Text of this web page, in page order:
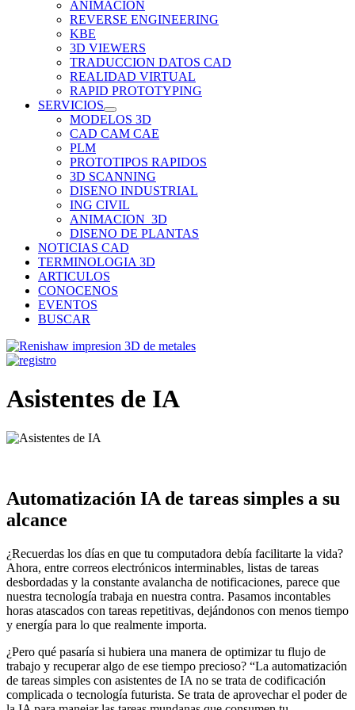
ANIMACION
REVERSE ENGINEERING
KBE
3D VIEWERS
TRADUCCION DATOS CAD
REALIDAD VIRTUAL
RAPID PROTOTYPING
SERVICIOS
MODELOS 3D
CAD CAM CAE
PLM
PROTOTIPOS RAPIDOS
3D SCANNING
DISENO INDUSTRIAL
ING CIVIL
ANIMACION_3D
DISENO DE PLANTAS
NOTICIAS CAD
TERMINOLOGIA 3D
ARTICULOS
CONOCENOS
EVENTOS
BUSCAR
Asistentes de IA
Automatización IA de tareas simples a su
alcance
¿Recuerdas los días en que tu computadora debía facilitarte la vida?
Ahora, entre correos electrónicos interminables, listas de tareas
desbordadas y la constante avalancha de notificaciones, parece que
nuestra tecnología trabaja en nuestra contra. Pasamos incontables
horas atascados con tareas repetitivas, dejándonos con menos tiempo
y energía para lo que realmente importa.
¿Pero qué pasaría si hubiera una manera de optimizar tu flujo de
trabajo y recuperar algo de ese tiempo precioso? “La automatización
de tareas simples con asistentes de IA no se trata de codificación
complicada o tecnología futurista. Se trata de aprovechar el poder de